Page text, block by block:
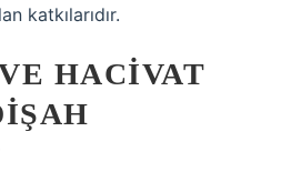
katkılarıdır.
HACIVAT